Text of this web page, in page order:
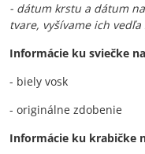
- dátum krstu a dátum
tvare, vyšívame ich vedľa
Informácie ku sviečke
- biely vosk
- originálne zdobenie
Informácie ku krabičke